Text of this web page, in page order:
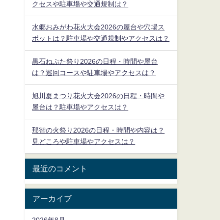
クセスや駐車場や交通規制は？
水郷おみがわ花火大会2026の屋台や穴場ス
ポットは？駐車場や交通規制やアクセスは？
黒石ねぷた祭り2026の日程・時間や屋台
は？巡回コースや駐車場やアクセスは？
旭川夏まつり花火大会2026の日程・時間や
屋台は？駐車場やアクセスは？
那智の火祭り2026の日程・時間や内容は？
見どころや駐車場やアクセスは？
最近のコメント
アーカイブ